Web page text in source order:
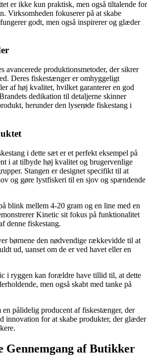
er ikke kun praktisk, men også tiltalende for
Virksomheden fokuserer på at skabe
godt, men også inspirerer og glæder
avancerede produktionsmetoder, der sikrer
Deres fiskestænger er omhyggeligt
af høj kvalitet, hvilket garanterer en god
dedikation til detaljerne skinner
herunder den lyserøde fiskestang i
i dette sæt er et perfekt eksempel på
i at tilbyde høj kvalitet og brugervenlige
Stangen er designet specifikt til at
og gøre lystfiskeri til en sjov og spændende
blink mellem 4-20 gram og en line med en
Kinetic sit fokus på funktionalitet
denne fiskestang.
børnene den nødvendige rækkevidde til at
ud, uanset om de er ved havet eller en
i ryggen kan forældre have tillid til, at dette
men også skabt med tanke på
pålidelig producent af fiskestænger, der
innovation for at skabe produkter, der glæder
Gennemgang af Butikker